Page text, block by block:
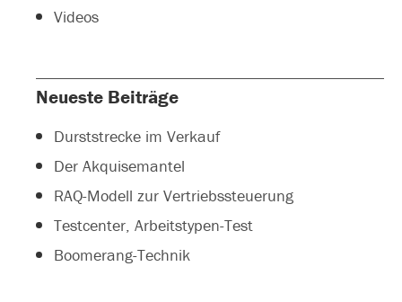
Videos
Neueste Beiträge
Durststrecke im Verkauf
Der Akquisemantel
RAQ-Modell zur Vertriebssteuerung
Testcenter, Arbeitstypen-Test
Boomerang-Technik